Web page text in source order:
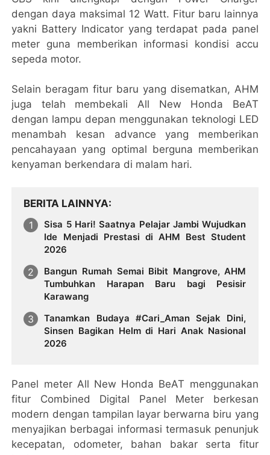
dengan daya maksimal 12 Watt. Fitur baru lainnya
yakni Battery Indicator yang terdapat pada panel
meter guna memberikan informasi kondisi accu
sepeda motor.
Selain beragam fitur baru yang disematkan, AHM
juga telah membekali All New Honda BeAT
dengan lampu depan menggunakan teknologi LED
menambah kesan advance yang memberikan
pencahayaan yang optimal berguna memberikan
kenyaman berkendara di malam hari.
BERITA LAINNYA
Sisa 5 Hari! Saatnya Pelajar Jambi Wujudkan
Ide Menjadi Prestasi di AHM Best Student
2026
Bangun Rumah Semai Bibit Mangrove, AHM
Tumbuhkan Harapan Baru bagi Pesisir
Karawang
Tanamkan Budaya #Cari_Aman Sejak Dini,
Sinsen Bagikan Helm di Hari Anak Nasional
2026
Panel meter All New Honda BeAT menggunakan
fitur Combined Digital Panel Meter berkesan
modern dengan tampilan layar berwarna biru yang
menyajikan berbagai informasi termasuk penunjuk
kecepatan, odometer, bahan bakar serta fitur